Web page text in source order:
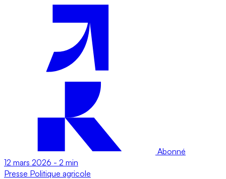
Abonné
12 mars 2026 - 2 min
Presse Politique agricole